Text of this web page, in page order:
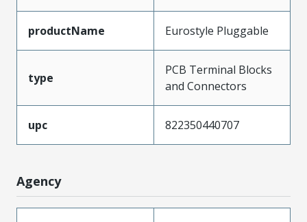
productName Eurostyle Pluggable
type
PCB Terminal Blocks
and Connectors
upc 822350440707
Agency